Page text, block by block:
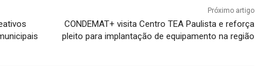
Próximo artigo
CONDEMAT+ visita Centro TEA Paulista e reforça
pleito para implantação de equipamento na região